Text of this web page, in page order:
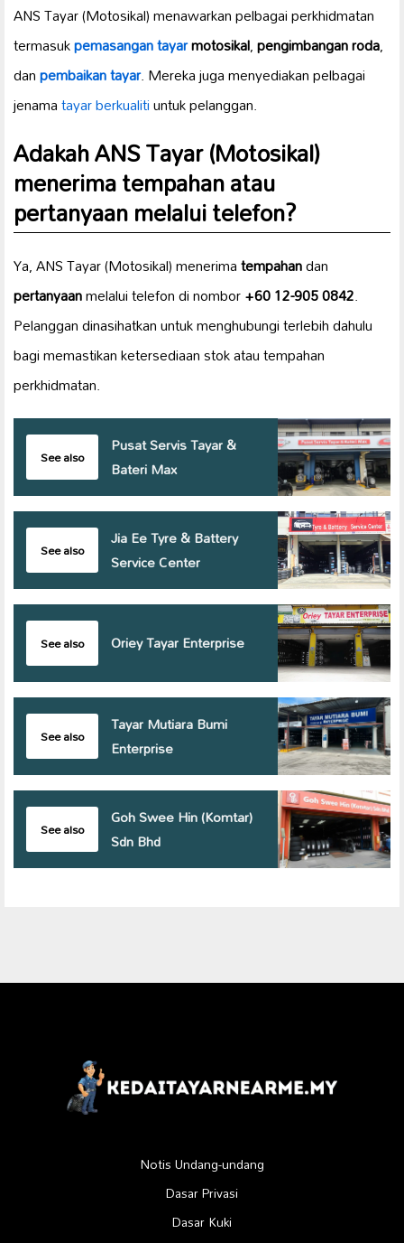
ANS Tayar (Motosikal) menawarkan pelbagai perkhidmatan
termasukpemasangan tayarmotosikal,pengimbangan roda,
danpembaikan tayar. Mereka juga menyediakan pelbagai
jenamatayar berkualitiuntuk pelanggan.
Adakah ANS Tayar (Motosikal)
menerima tempahan atau
pertanyaan melalui telefon?
Ya, ANS Tayar (Motosikal) menerimatempahandan
pertanyaanmelalui telefon di nombor+60 12-905 0842.
Pelanggan dinasihatkan untuk menghubungi terlebih dahulu
bagi memastikan ketersediaan stok atau tempahan
perkhidmatan.
See also
Pusat Servis Tayar &
Bateri Max
See also
Jia Ee Tyre & Battery
Service Center
See also Oriey Tayar Enterprise
See also
Tayar Mutiara Bumi
Enterprise
See also
Goh Swee Hin (Komtar)
Sdn Bhd
Notis Undang-undang
Dasar Privasi
Dasar Kuki